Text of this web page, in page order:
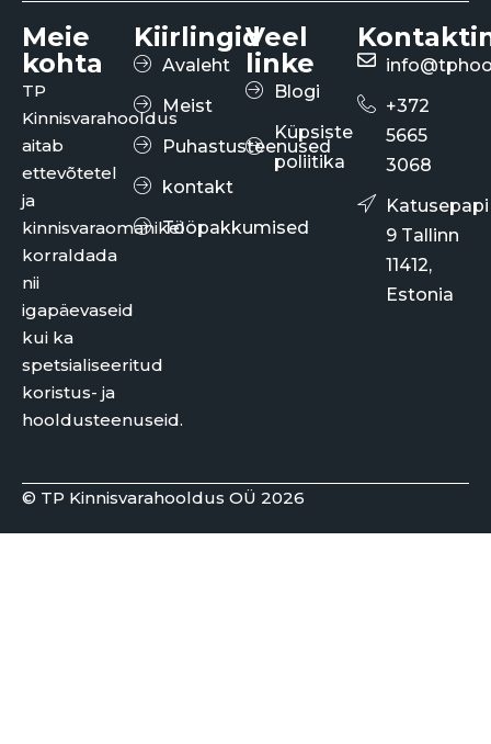
Meie
kohta
TP
Kinnisvarahooldus
aitab
ettevõtetel
ja
kinnisvaraomanikel
korraldada
nii
igapäevaseid
kui ka
spetsialiseeritud
koristus- ja
hooldusteenuseid.
Kiirlingid
Avaleht
Meist
Puhastusteenused
kontakt
Tööpakkumised
Veel
linke
Blogi
Küpsiste
poliitika
+372
5665
3068
Katusepapi
9 Tallinn
11412,
Estonia
© TP Kinnisvarahooldus OÜ 2026